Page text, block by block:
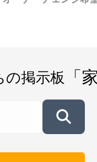
掲示板 「